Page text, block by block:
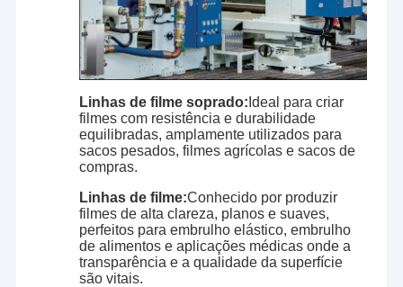
Linhas de filme soprado: Ideal para criar
filmes com resistência e durabilidade
equilibradas, amplamente utilizados para
sacos pesados, filmes agrícolas e sacos de
compras.
Linhas de filme:Conhecido por produzir
filmes de alta clareza, planos e suaves,
perfeitos para embrulho elástico, embrulho
de alimentos e aplicações médicas onde a
transparência e a qualidade da superfície
são vitais.